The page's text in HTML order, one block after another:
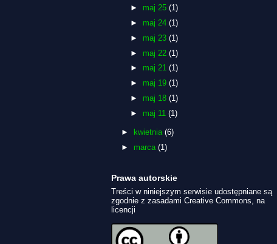
► maj 25(1)
► maj 24(1)
► maj 23(1)
► maj 22(1)
► maj 21(1)
► maj 19(1)
► maj 18(1)
► maj 11(1)
► kwietnia (6)
► marca (1)
Prawa autorskie
Treści w niniejszym serwisie udostępniane są
zgodnie z zasadami Creative Commons, na
licencji